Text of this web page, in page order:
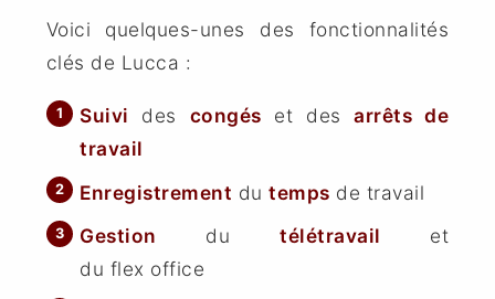
Voici quelques-unes des fonctionnalités
clés de Lucca :
Suivi des congés et desarrêts de
travail
Enregistrement dutemps de travail
Gestion du télétravail et
du flex office